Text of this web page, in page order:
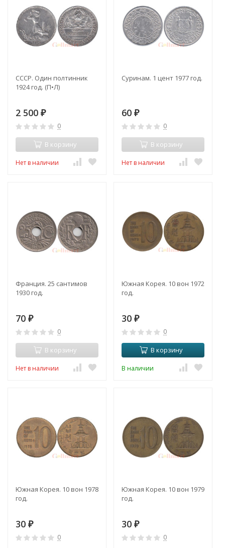
СССР. Один полтинник
1924 год. (П•Л)
2 500 ₽
0
В корзину
Нет в наличии
Суринам. 1 цент 1977 год.
60 ₽
0
В корзину
Нет в наличии
Франция. 25 сантимов
1930 год.
70 ₽
0
В корзину
Нет в наличии
Южная Корея. 10 вон 1972
год.
30 ₽
0
В корзину
В наличии
Южная Корея. 10 вон 1978
год.
30 ₽
0
Южная Корея. 10 вон 1979
год.
30 ₽
0